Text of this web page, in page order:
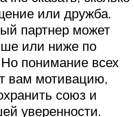
или дружба.
партнер может
или ниже по
понимание всех
вам мотивацию,
союз и
уверенности.